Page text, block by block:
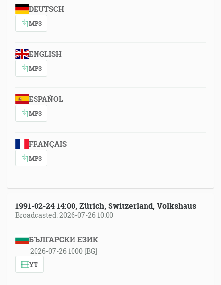
DEUTSCH
MP3
ENGLISH
MP3
ESPAÑOL
MP3
FRANÇAIS
MP3
1991-02-24 14:00, Zürich, Switzerland, Volkshaus
Broadcasted: 2026-07-26 10:00
БЪЛГАРСКИ ЕЗИК
2026-07-26 1000 [BG]
YT